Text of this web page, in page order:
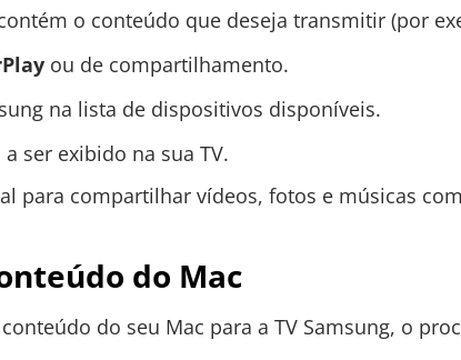
o conteúdo que deseja transmitir (por
ou de compartilhamento.
na lista de dispositivos disponíveis.
ser exibido na sua TV.
para compartilhar vídeos, fotos e músicas
do Mac
do seu Mac para a TV Samsung, o